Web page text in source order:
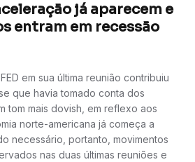
já aparecem e
entram em recessão
em sua última reunião contribuiu
que havia tomado conta dos
tom mais dovish, em reflexo aos
norte-americana já começa a
necessário, portanto, movimentos
nas duas últimas reuniões e